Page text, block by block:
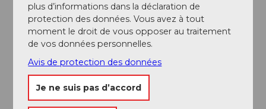
Auteur(e)
Reto Wyss (Kanuwelt Buochs)
Organisation
Luzern Tourismus
plus d’informations dans la déclaration de
protection des données. Vous avez à tout
moment le droit de vous opposer au traitement
de vos données personnelles.
Avis de protection des données
Je ne suis pas d’accord